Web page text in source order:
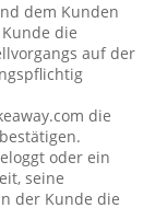
dem Kunden
die
auf der
die
oder ein
seine
der Kunde die